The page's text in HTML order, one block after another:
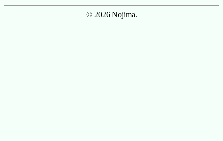
© 2026 Nojima.